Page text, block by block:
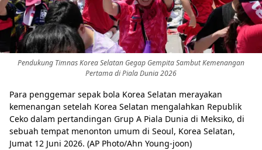
Pendukung Timnas Korea Selatan Gegap Gempita Sambut Kemenangan
Pertama di Piala Dunia 2026
Para penggemar sepak bola Korea Selatan merayakan
kemenangan setelah Korea Selatan mengalahkan Republik
Ceko dalam pertandingan Grup A Piala Dunia di Meksiko, di
sebuah tempat menonton umum di Seoul, Korea Selatan,
Jumat 12 Juni 2026. (AP Photo/Ahn Young-joon)